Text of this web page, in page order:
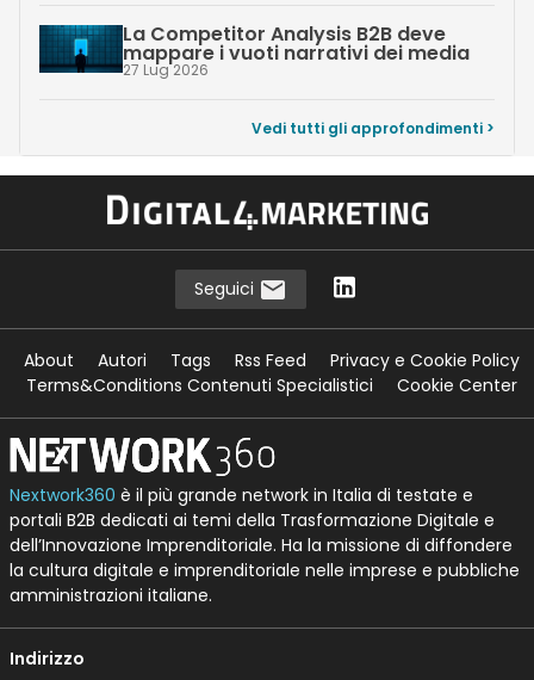
La Competitor Analysis B2B deve
mappare i vuoti narrativi dei media
27 Lug 2026
Vedi tutti gli approfondimenti >
Seguici
About Autori Tags Rss Feed
Privacy e Cookie Policy
Terms&Conditions Contenuti Specialistici
Cookie Center
Nextwork360 è il più grande network in Italia di testate e
portali B2B dedicati ai temi della Trasformazione Digitale e
dell’Innovazione Imprenditoriale. Ha la missione di diffondere
la cultura digitale e imprenditoriale nelle imprese e pubbliche
amministrazioni italiane.
Indirizzo